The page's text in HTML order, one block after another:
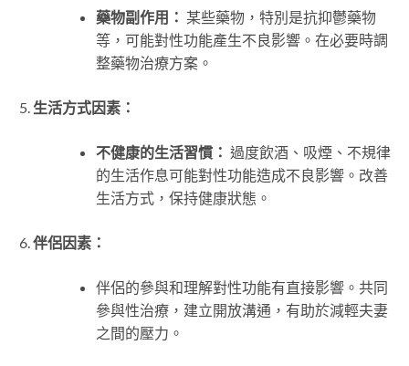
藥物副作用： 某些藥物，特別是抗抑鬱藥物
等，可能對性功能產生不良影響。在必要時調
整藥物治療方案。
生活方式因素：
不健康的生活習慣： 過度飲酒、吸煙、不規律
的生活作息可能對性功能造成不良影響。改善
生活方式，保持健康狀態。
伴侶因素：
伴侶的參與和理解對性功能有直接影響。共同
參與性治療，建立開放溝通，有助於減輕夫妻
之間的壓力。